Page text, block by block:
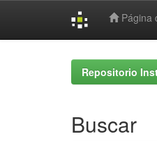
Página
Repositorio
Buscar